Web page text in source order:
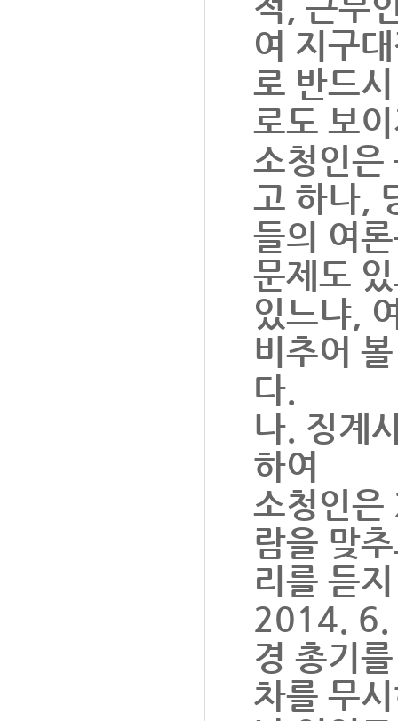
여 지구
로 반드
로도 보
소청인은
고 하나,
들의 여
문제도
있느냐,
비추어
다.
나. 징계
하여
소청인
람을 맞
리를 듣
2014. 6.
경 총기
차를 무